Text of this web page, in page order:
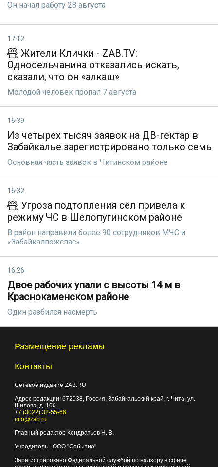
Он начал работу 28 августа
17:12
Жители Клички - ZAB.TV:
Односельчанина отказались искать,
сказали, что он «алкаш»
Молодой человек пропал 7 августа
16:39
Из четырех тысяч заявок на ДВ-гектар в
Забайкалье зарегистрировано только семь
Основная часть заявок в Читинском районе
16:32
Угроза подтопления сёл привела к
режиму ЧС в Шелопугинском районе
В район направили более 90 сотрудников МЧС и
«Забайкалпожспас»
16:26
Двое рабочих упали с высоты 14 м в
Краснокаменском районе
Один разбился насмерть
Размещение рекламы
Контакты
Сетевое издание ZAB.RU
Адрес редакции: 672038, Россия, Забайкальский край, г. Чита, ул.
Шилова, д. 100
+7 (3022) 32-55-66
info@zab.ru
Главный редактор Кондратьев Н. В.
Учредитель - ООО "Событие"
Зарегистрировано Федеральной службой по надзору в сфере